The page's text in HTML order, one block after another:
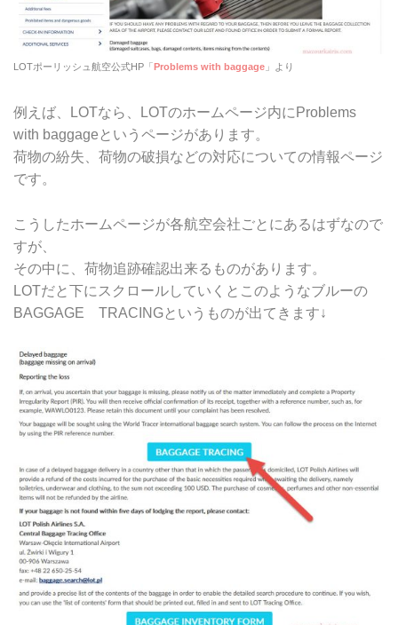
LOTポーリッシュ航空公式HP「Problems with baggage 」より
例えば、LOTなら、LOTのホームページ内にProblems
with baggageというページがあります。
荷物の紛失、荷物の破損などの対応についての情報ページ
です。
こうしたホームページが各航空会社ごとにあるはずなので
すが、
その中に、荷物追跡確認出来るものがあります。
LOTだと下にスクロールしていくとこのようなブルーの
BAGGAGE TRACINGというものが出てきます↓